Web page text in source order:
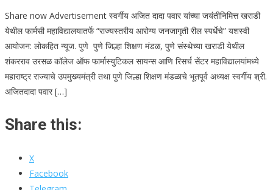
Share now Advertisement स्वर्गीय अजित दादा पवार यांच्या जयंतीनिमित्त खराडी
येथील फार्मसी महाविद्यालयातर्फे “राज्यस्तरीय आरोग्य जनजागृती रील स्पर्धेचे” यशस्वी
आयोजन: लोकहित न्यूज. पुणे पुणे जिल्हा शिक्षण मंडळ, पुणे संस्थेच्या खराडी येथील
शंकरराव उरसळ कॉलेज ऑफ फार्मास्युटिकल सायन्स आणि रिसर्च सेंटर महाविद्यालयांमध्ये
महाराष्ट्र राज्याचे उपमुख्यमंत्री तथा पुणे जिल्हा शिक्षण मंडळाचे भूतपूर्व अध्यक्ष स्वर्गीय श्री.
अजितदादा पवार […]
Share this:
X
Facebook